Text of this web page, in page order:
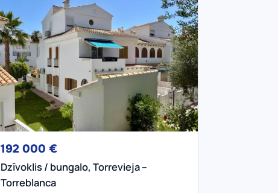
192 000 €
Dzīvoklis / bungalo, Torrevieja –
Torreblanca